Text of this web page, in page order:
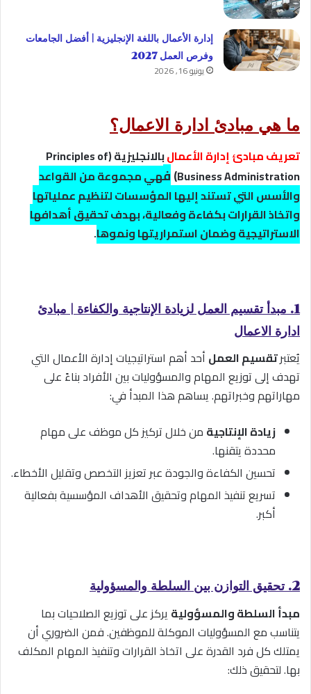
إدارة الأعمال باللغة الإنجليزية | أفضل الجامعات
وفرص العمل 2027
يونيو 16, 2026
ما هي مبادئ ادارة الاعمال؟
تعريف مبادئ إدارة الأعمال
بالانجليزية (Principles of
Business Administration
)فهي مجموعة من القواعد
والأسس التي تستند إليها المؤسسات لتنظيم عملياتها
واتخاذ القرارات بكفاءة وفعالية، بهدف تحقيق أهدافها
الاستراتيجية وضمان استمراريتها ونموها.
1. مبدأ تقسيم العمل لزيادة الإنتاجية والكفاءة | مبادئ
ادارة الاعمال
يُعتبرتقسيم العمل أحد أهم استراتيجيات إدارة الأعمال التي
تهدف إلى توزيع المهام والمسؤوليات بين الأفراد بناءً على
مهاراتهم وخبراتهم. يساهم هذا المبدأ في:
زيادة الإنتاجية من خلال تركيز كل موظف على مهام
محددة يتقنها.
تحسين الكفاءة والجودة عبر تعزيز التخصص وتقليل الأخطاء.
تسريع تنفيذ المهام وتحقيق الأهداف المؤسسية بفعالية
أكبر.
2. تحقيق التوازن بين السلطة والمسؤولية
مبدأ السلطة والمسؤولية يركز على توزيع الصلاحيات بما
يتناسب مع المسؤوليات الموكلة للموظفين. فمن الضروري أن
يمتلك كل فرد القدرة على اتخاذ القرارات وتنفيذ المهام المكلف
بها. لتحقيق ذلك: